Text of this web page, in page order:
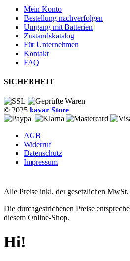
Mein Konto
Bestellung nachverfolgen
Umgang mit Batterien
Zustandskatalog
Für Unternehmen
Kontakt
FAQ
SICHERHEIT
© 2025 kavar Store
AGB
Widerruf
Datenschutz
Impressum
Alle Preise inkl. der gesetzlichen MwSt.
Die durchgestrichenen Preise
diesem Online-Shop.
Hi!